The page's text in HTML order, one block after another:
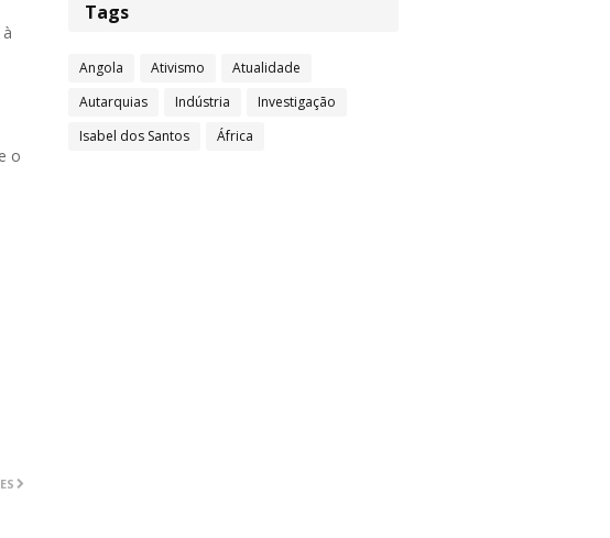
o
Tags
Angola Ativismo
Atualidade
Autarquias
Indústria
Investigação
Isabel dos Santos
África